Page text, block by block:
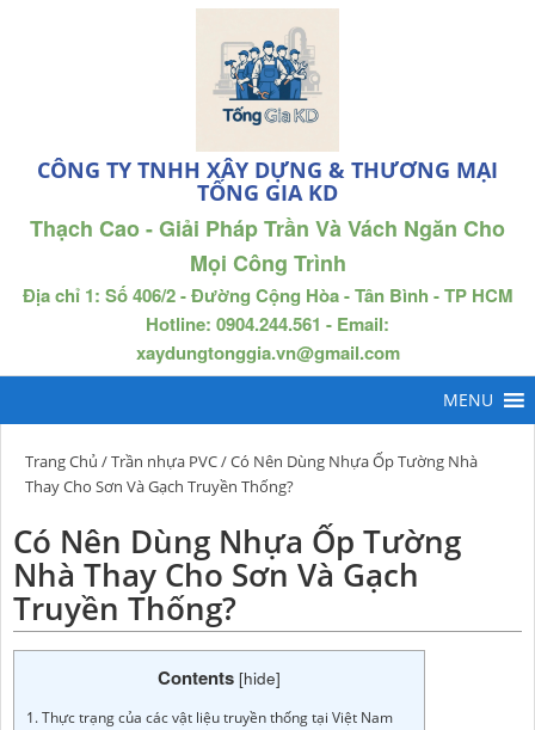
CÔNG TY TNHH XÂY DỰNG & THƯƠNG MẠI
TỐNG GIA KD
Thạch Cao - Giải Pháp Trần Và Vách Ngăn Cho
Mọi Công Trình
Địa chỉ 1: Số 406/2 - Đường Cộng Hòa - Tân Bình - TP HCM
Hotline: 0904.244.561 - Email:
xaydungtonggia.vn@gmail.com
Trang Chủ /Trần nhựa PVC/ Có Nên Dùng Nhựa Ốp Tường Nhà
Thay Cho Sơn Và Gạch Truyền Thống?
Có Nên Dùng Nhựa Ốp Tường
Nhà Thay Cho Sơn Và Gạch
Truyền Thống?
Contents [hide]
1. Thực trạng của các vật liệu truyền thống tại Việt Nam